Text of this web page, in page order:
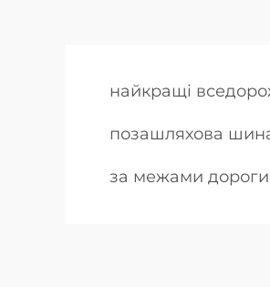
найкращі
позашляхова
за межами